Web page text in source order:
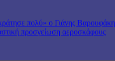
πολύ» ο Γιάνης Βαρουφάκη
προσγείωση αεροσκάφους